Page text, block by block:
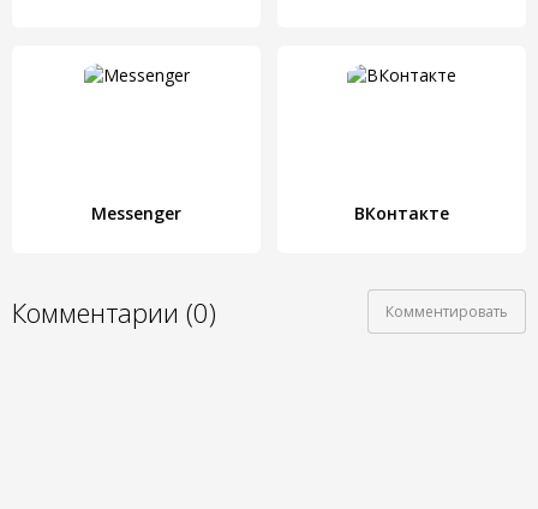
Messenger ВКонтакте
Комментарии (0) Комментировать